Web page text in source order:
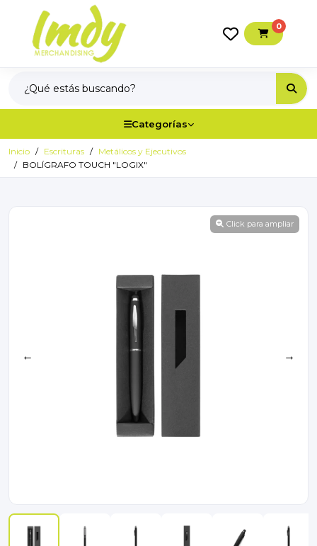
0
Categorías
Inicio Escrituras
Metálicos y Ejecutivos
BOLÍGRAFO TOUCH "LOGIX"
Click para ampliar
← →